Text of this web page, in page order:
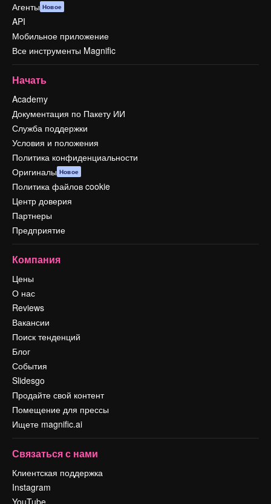
Агенты Новое
API
Мобильное приложение
Все инструменты Magnific
Начать
Academy
Документация по Пакету ИИ
Служба поддержки
Условия и положения
Политика конфиденциальности
Оригиналы Новое
Политика файлов cookie
Центр доверия
Партнеры
Предприятие
Компания
Цены
О нас
Reviews
Вакансии
Поиск тенденций
Блог
События
Slidesgo
Продайте свой контент
Помещение для прессы
Ищете magnific.ai
Связаться с нами
Клиентская поддержка
Instagram